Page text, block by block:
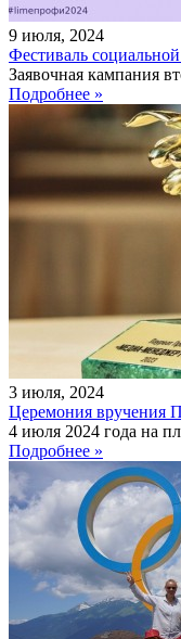
9 июля, 2024
Фестиваль
Заявочная кампания
Подробнее »
3 июля, 2024
Церемония вручения
4 июля 2024 года на
Подробнее »